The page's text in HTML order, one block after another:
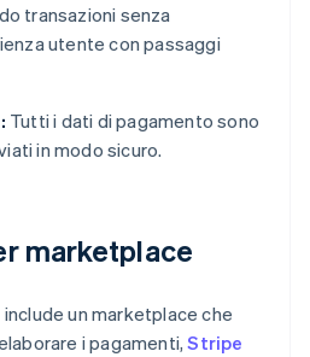
transazioni senza
utente con passaggi
Tutti i dati di pagamento sono
in modo sicuro.
marketplace
un marketplace che
i pagamenti,Stripe